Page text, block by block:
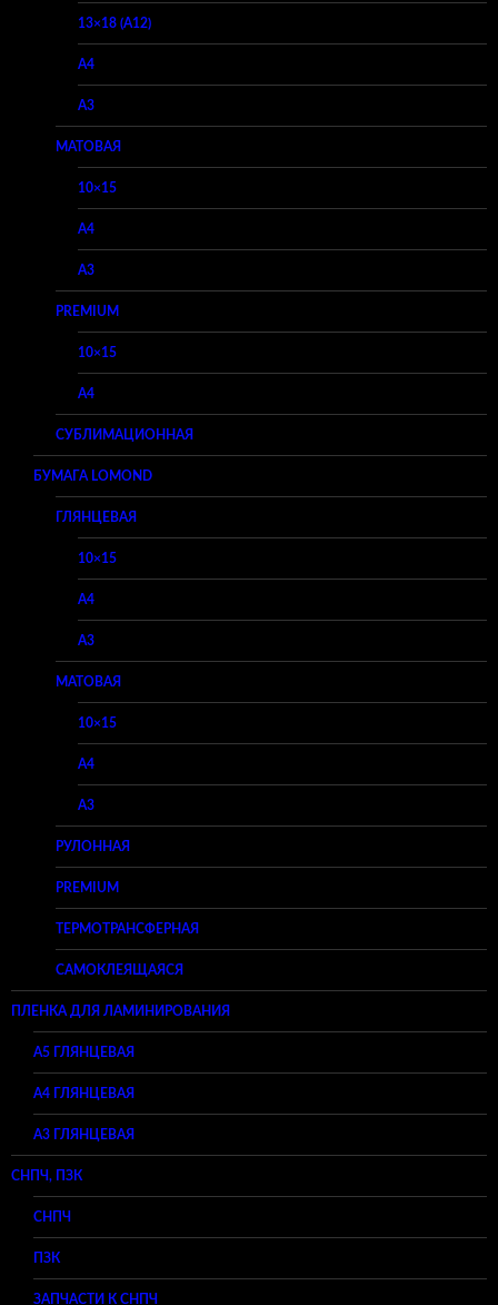
13×18 (A12)
A4
A3
МАТОВАЯ
10×15
A4
A3
PREMIUM
10×15
A4
СУБЛИМАЦИОННАЯ
БУМАГА LOMOND
ГЛЯНЦЕВАЯ
10×15
A4
A3
МАТОВАЯ
10×15
A4
A3
РУЛОННАЯ
PREMIUM
ТЕРМОТРАНСФЕРНАЯ
САМОКЛЕЯЩАЯСЯ
ПЛЕНКА ДЛЯ ЛАМИНИРОВАНИЯ
A5 ГЛЯНЦЕВАЯ
А4 ГЛЯНЦЕВАЯ
A3 ГЛЯНЦЕВАЯ
СНПЧ, ПЗК
СНПЧ
ПЗК
ЗАПЧАСТИ К СНПЧ